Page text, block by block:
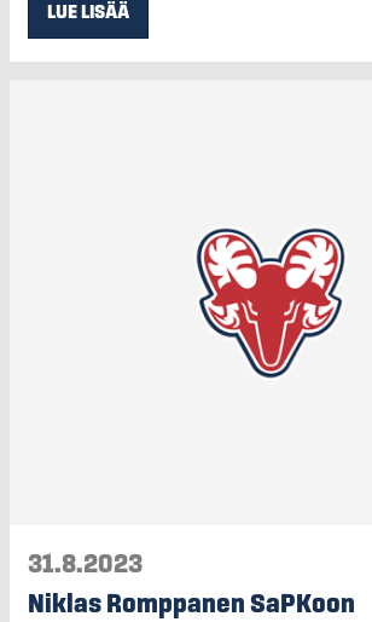
LUE LISÄÄ
31.8.2023
Niklas Romppanen SaPKoon